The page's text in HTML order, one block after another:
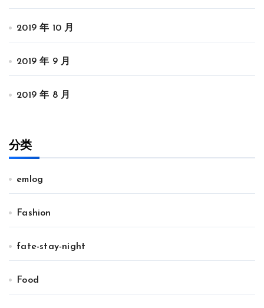
2019 年 10 月
2019 年 9 月
2019 年 8 月
分类
emlog
Fashion
fate-stay-night
Food